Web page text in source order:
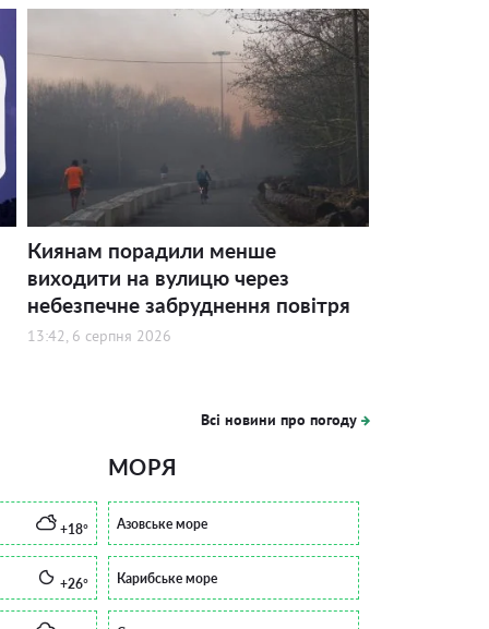
Киянам порадили менше
виходити на вулицю через
небезпечне забруднення повітря
13:42, 6 серпня 2026
Всі новини про погоду
+18°
+26°
МОРЯ
Азовське море
Карибське море